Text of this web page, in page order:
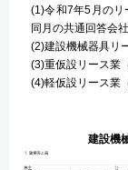
(1)令和7年5月のリ
同月の共通回答会
(2)建設機械器具リ
(3)重仮設リース業
(4)軽仮設リース業
建設機